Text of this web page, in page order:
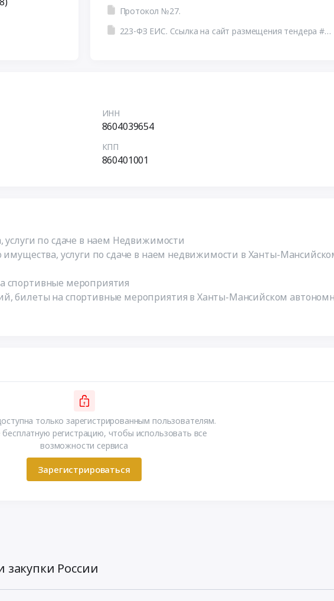
Протокол №27.
223-ФЗ ЕИС. Ссылка на сайт размещения тендера #110964009604.doc
ИНН
8604039654
КПП
860401001
по сдаче в наем Недвижимости
услуги по сдаче в наем недвижимости в Ханты-
спортивные мероприятия
билеты на спортивные мероприятия в Ханты-Мансийском
только зарегистрированным пользователям.
регистрацию, чтобы использовать все
возможности сервиса
Зарегистрироваться
России